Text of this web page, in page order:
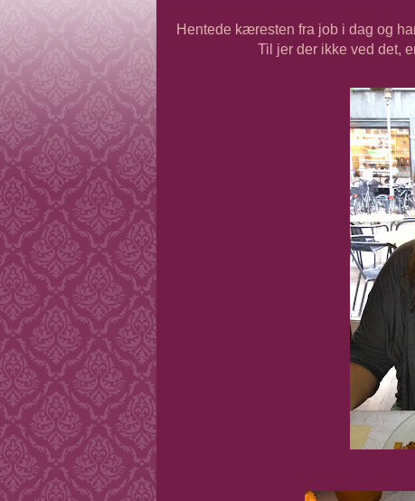
Hentede kæresten fra job i dag og
Til jer der ikke ved det,